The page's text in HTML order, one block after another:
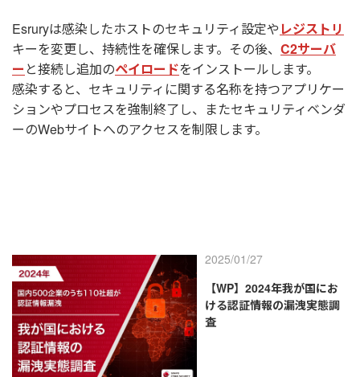
Esruryは感染したホストのセキュリティ設定や レジストリ
キーを変更し、持続性を確保します。その後、 C2サーバ
ー と接続し追加のペイロードをインストールします。
感染すると、セキュリティに関する名称を持つアプリケー
ションやプロセスを強制終了し、またセキュリティベンダ
ーのWebサイトへのアクセスを制限します。
2025/01/27
【WP】2024年我が国にお
ける認証情報の漏洩実態調
査